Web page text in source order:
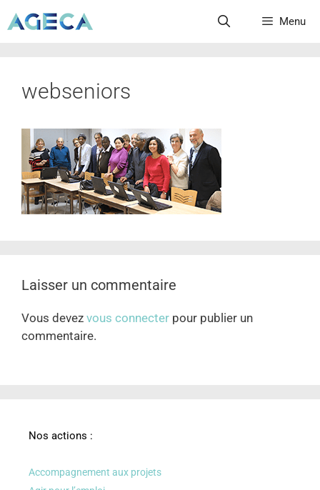
Menu
webseniors
Laisser un commentaire
Vous devez vous connecter pour publier un
commentaire.
Nos actions :
Accompagnement aux projets